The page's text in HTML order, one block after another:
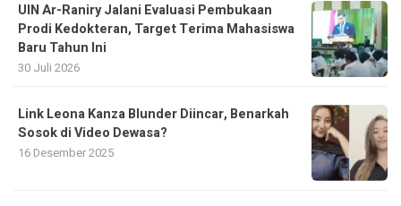
UIN Ar-Raniry Jalani Evaluasi Pembukaan
Prodi Kedokteran, Target Terima Mahasiswa
Baru Tahun Ini
30 Juli 2026
Link Leona Kanza Blunder Diincar, Benarkah
Sosok di Video Dewasa?
16 Desember 2025